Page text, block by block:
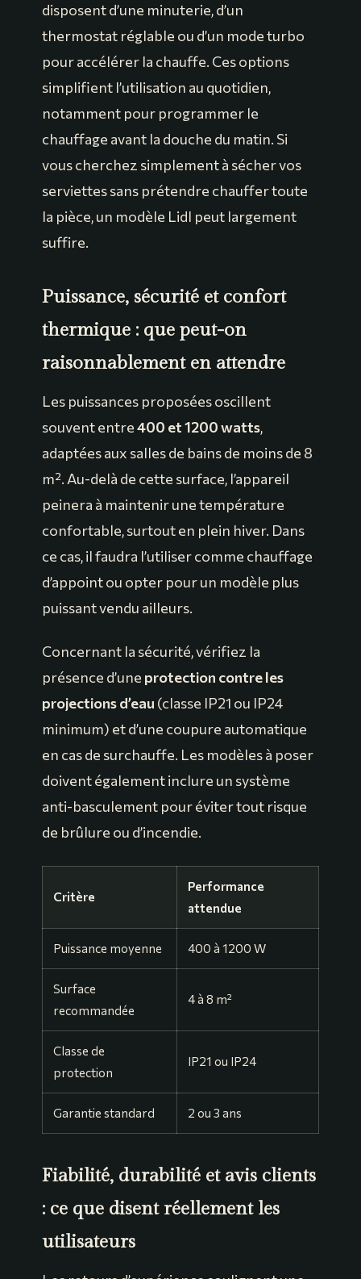
disposent d’une minuterie, d’un
thermostat réglable ou d’un mode turbo
pour accélérer la chauffe. Ces options
simplifient l’utilisation au quotidien,
notamment pour programmer le
chauffage avant la douche du matin. Si
vous cherchez simplement à sécher vos
serviettes sans prétendre chauffer toute
la pièce, un modèle Lidl peut largement
suffire.
Puissance, sécurité et confort
thermique : que peut-on
raisonnablement en attendre
Les puissances proposées oscillent
souvent entre400 et 1200 watts,
adaptées aux salles de bains de moins de 8
m². Au-delà de cette surface, l’appareil
peinera à maintenir une température
confortable, surtout en plein hiver. Dans
ce cas, il faudra l’utiliser comme chauffage
d’appoint ou opter pour un modèle plus
puissant vendu ailleurs.
Concernant la sécurité, vérifiez la
présence d’une protection contre les
projections d’eau (classe IP21 ou IP24
minimum) et d’une coupure automatique
en cas de surchauffe. Les modèles à poser
doivent également inclure un système
anti-basculement pour éviter tout risque
de brûlure ou d’incendie.
Critère
Performance
attendue
Puissance moyenne 400 à 1200 W
Surface
recommandée
4 à 8 m²
Classe de
protection
IP21 ou IP24
Garantie standard 2 ou 3 ans
Fiabilité, durabilité et avis clients
: ce que disent réellement les
utilisateurs